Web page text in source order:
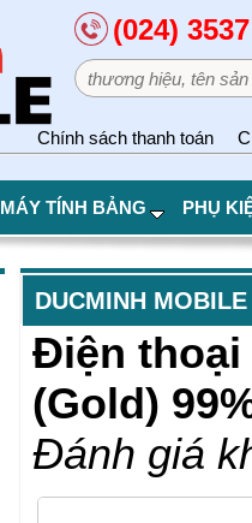
(024)
Chính sách thanh toán
MÁY TÍNH BẢNG PHỤ
DUCMINH MOBILE
Điện thoại
(Gold)
Đánh giá